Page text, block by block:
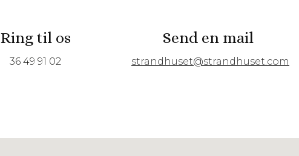
Ring til os
36 49 91 02
Send en mail
strandhuset@strandhuset.com